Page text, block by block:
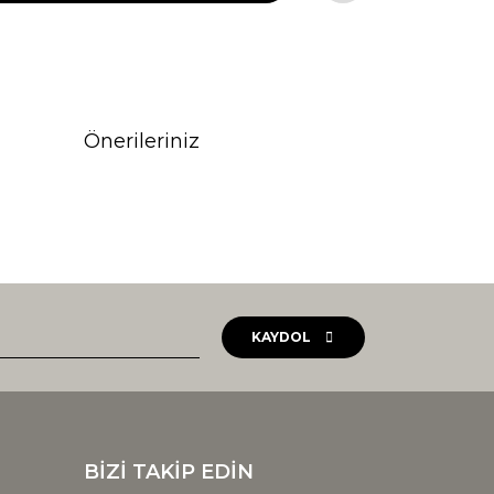
Önerileriniz
KAYDOL
BİZİ TAKİP EDİN